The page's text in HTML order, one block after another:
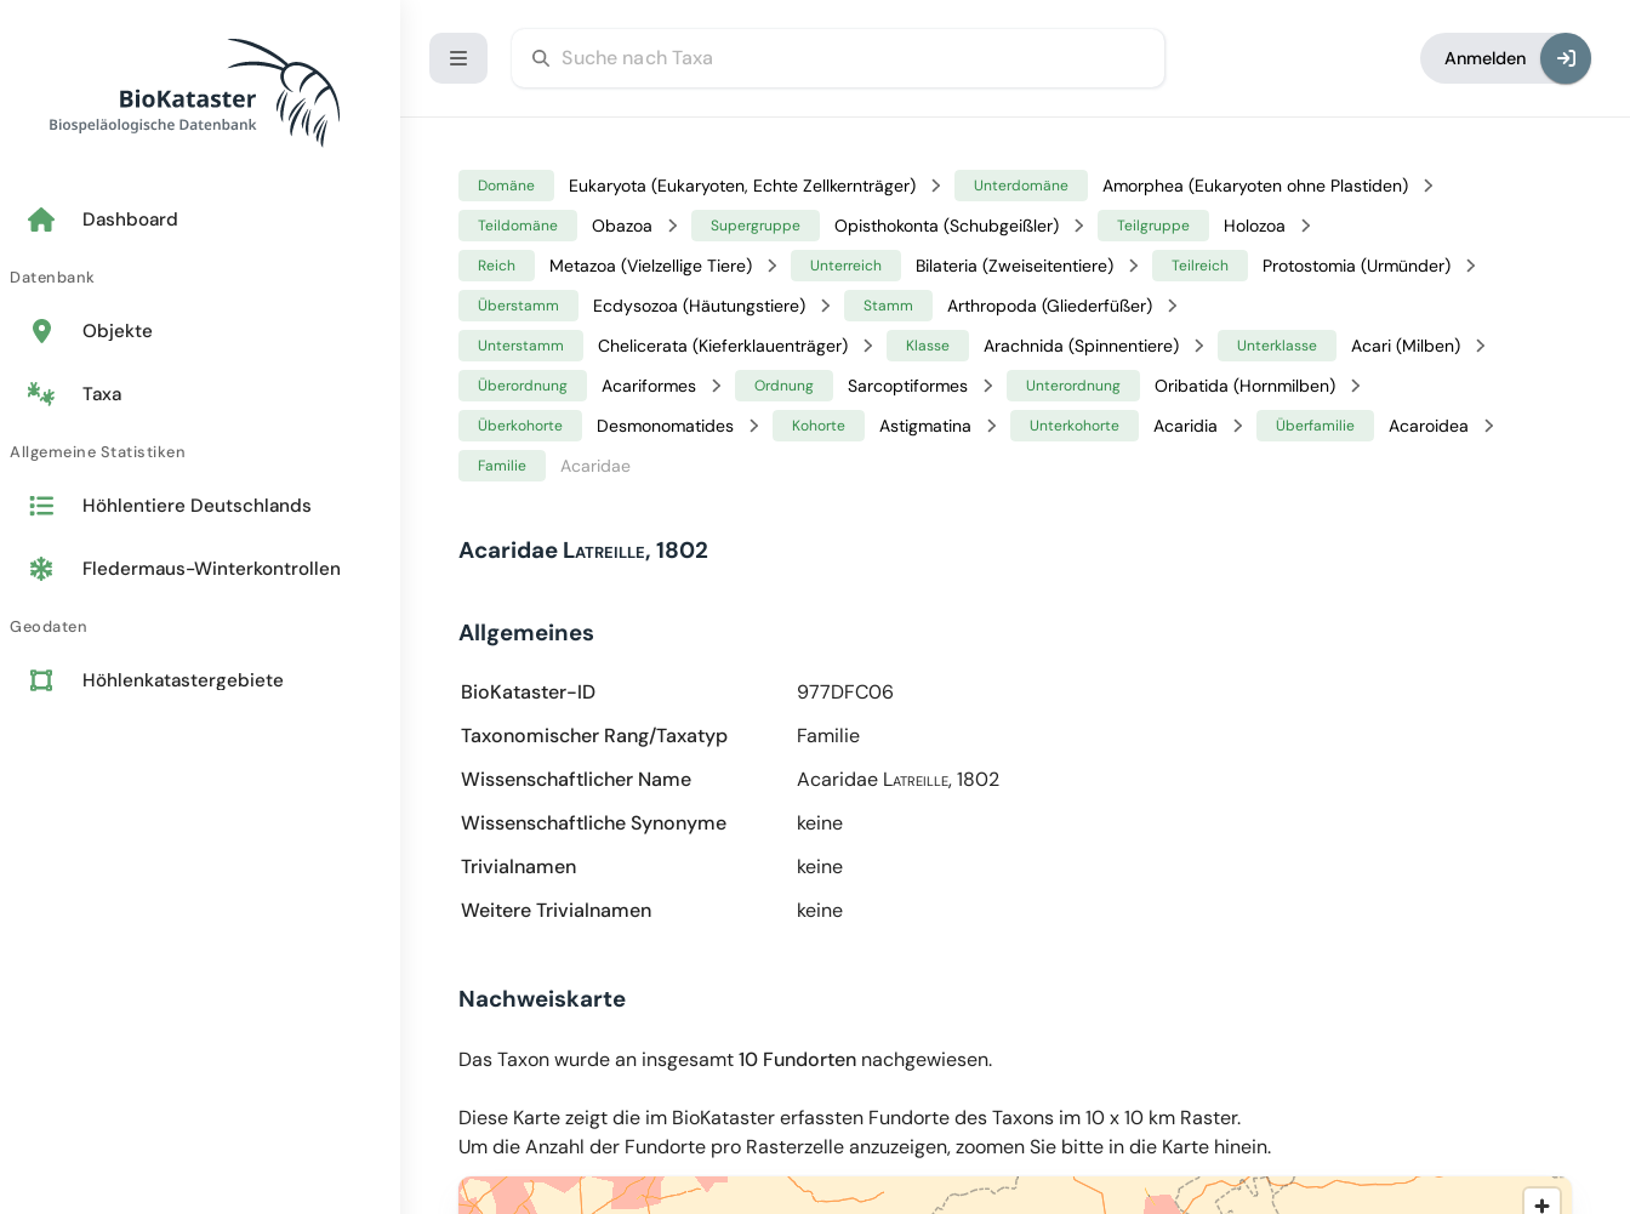
Dashboard
Datenbank
Objekte
Taxa
Allgemeine Statistiken
Höhlentiere Deutschlands
Fledermaus-Winterkontrollen
Geodaten
Höhlenkatastergebiete
Anmelden
Domäne Eukaryota (Eukaryoten, Echte Zellkernträger) Unterdomäne Amorphea (Eukaryoten ohne Plastiden)
Teildomäne Obazoa Supergruppe Opisthokonta (Schubgeißler) Teilgruppe Holozoa
Reich Metazoa (Vielzellige Tiere) Unterreich Bilateria (Zweiseitentiere) Teilreich Protostomia (Urmünder)
Überstamm Ecdysozoa (Häutungstiere) Stamm Arthropoda (Gliederfüßer)
Unterstamm Chelicerata (Kieferklauenträger) Klasse Arachnida (Spinnentiere) Unterklasse Acari (Milben)
Überordnung Acariformes Ordnung Sarcoptiformes Unterordnung Oribatida (Hornmilben)
Überkohorte Desmonomatides Kohorte Astigmatina Unterkohorte Acaridia Überfamilie Acaroidea
Familie Acaridae
Acaridae Latreille, 1802
Allgemeines
BioKataster-ID
977DFC06
Taxonomischer Rang/Taxatyp
Familie
Wissenschaftlicher Name
Acaridae Latreille, 1802
Wissenschaftliche Synonyme
keine
Trivialnamen
keine
Weitere Trivialnamen
keine
Nachweiskarte
Das Taxon wurde an insgesamt10 Fundorten nachgewiesen.
Diese Karte zeigt die im BioKataster erfassten Fundorte des Taxons im 10 x 10 km Raster.
Um die Anzahl der Fundorte pro Rasterzelle anzuzeigen, zoomen Sie bitte in die Karte hinein.
© OpenMapTiles, OpenStreetMap,34u GmbH